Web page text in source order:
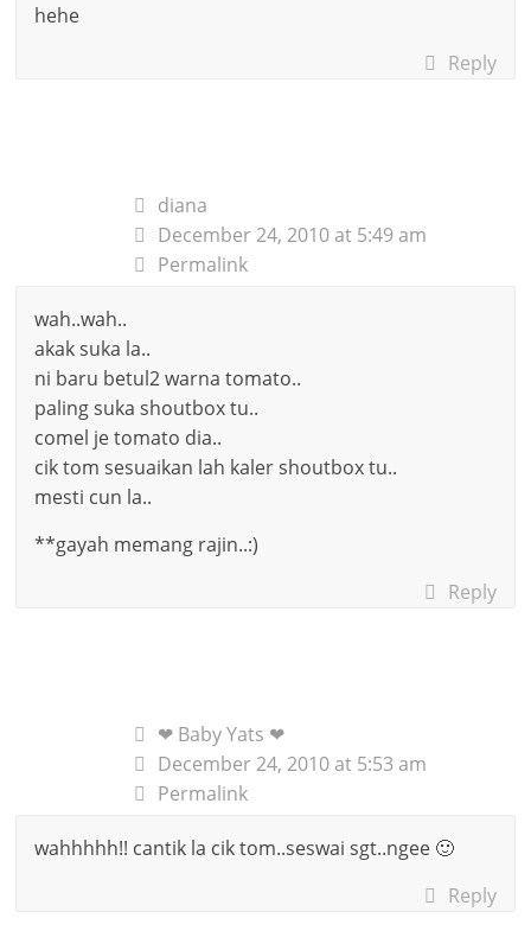
hehe
Reply
diana
December 24, 2010 at 5:49 am
Permalink
wah..wah..
akak suka la..
ni baru betul2 warna tomato..
paling suka shoutbox tu..
comel je tomato dia..
cik tom sesuaikan lah kaler shoutbox tu..
mesti cun la..
**gayah memang rajin..:)
Reply
❤ Baby Yats ❤
December 24, 2010 at 5:53 am
Permalink
wahhhhh!! cantik la cik tom..seswai sgt..ngee 🙂
Reply